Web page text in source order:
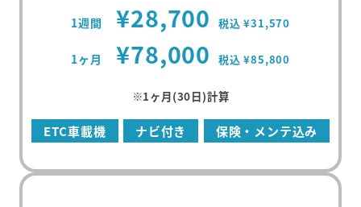
1週間 ¥28,700 税込 ¥31,570
1ヶ月 ¥78,000 税込 ¥85,800
※1ヶ月(30日)計算
ETC車載機 ナビ付き 保険・メンテ込み